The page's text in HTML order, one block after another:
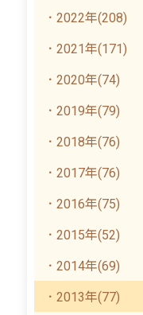
．2022年(208)
．2021年(171)
．2020年(74)
．2019年(79)
．2018年(76)
．2017年(76)
．2016年(75)
．2015年(52)
．2014年(69)
．2013年(77)